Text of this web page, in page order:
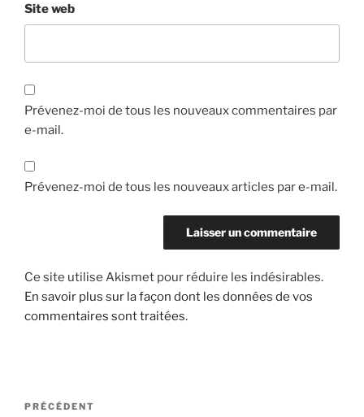
Site web
Prévenez-moi de tous les nouveaux commentaires par
e-mail.
Prévenez-moi de tous les nouveaux articles par e-mail.
Ce site utilise Akismet pour réduire les indésirables.
En savoir plus sur la façon dont les données de vos
commentaires sont traitées.
Navigation
Article
PRÉCÉDENT